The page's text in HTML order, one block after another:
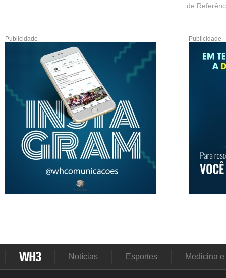
de
Publicidade Publicidade
Notícias Esportes Medicina